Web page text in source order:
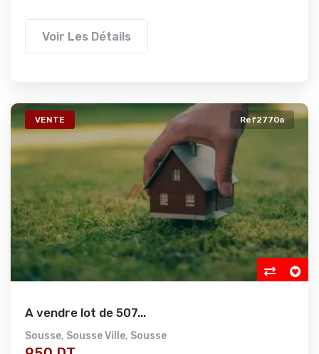
Voir Les Détails
VENTE Ref2770a
A vendre lot de 507...
Sousse, Sousse Ville, Sousse